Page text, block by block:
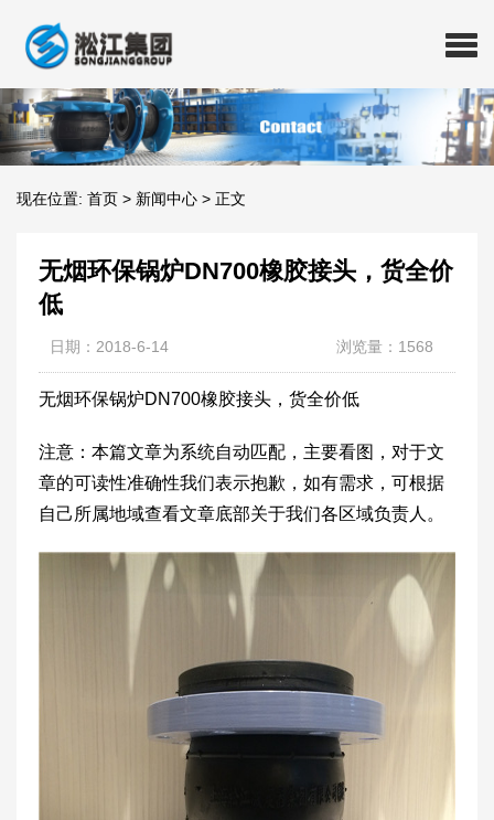
现在位置: 首页 > 新闻中心 > 正文
无烟环保锅炉DN700橡胶接头，货全价
低
日期：2018-6-14 浏览量：1568
无烟环保锅炉DN700橡胶接头，货全价低
注意：本篇文章为系统自动匹配，主要看图，对于文
章的可读性准确性我们表示抱歉，如有需求，可根据
自己所属地域查看文章底部关于我们各区域负责人。